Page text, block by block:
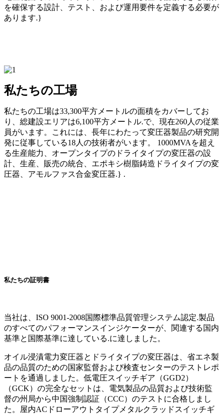
を確保する設計、テスト、および運用要件を定義する必要が
あります.}
私たちの工場
私たちの工場は33,300平方メートルの面積をカバーしてお
り、総建設エリアは6,100平方メートル.で、現在260人の従業
員がいます。これには、長年にわたって変圧器製品の研究開
発に従事している18人の技術者がいます。 1000MVAを超え
る生産能力、オープンタイプのドライタイプの変圧器の設
計、生産、販売の統合、エポキシ樹脂鋳造ドライタイプの変
圧器、アモルファス合金変圧器.} .
私たちの証明書
当社は、ISO 9001-2008国際標準品質管理システム認定.製品
のすべてのパフォーマンスインジケーターが、関連する国内
基準と国際基準に達している.に達しました。
オイル浸漬電力変圧器とドライタイプの変圧器は、省エネ製
品の品質のための国家監督および検査センターのテストレポ
ートを通過しました。低電圧スイッチギア（GGD2）
（GCK）の完全なセットは、電気製品の品質および技術監
督の州局から中国強制認証（CCC）のテストに合格しまし
た。屋内ACドローアウトタイプメタルクラッドスイッチギ